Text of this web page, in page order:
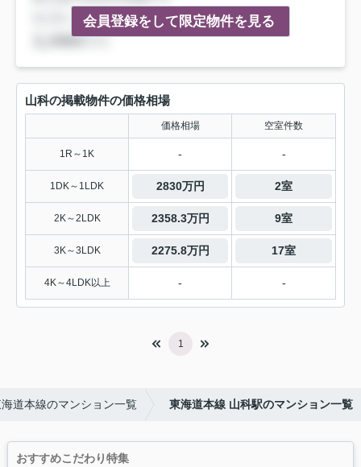
会員登録をして限定物件を見る
山科の掲載物件の価格相場
価格相場 空室件数
1R～1K - -
1DK～1LDK 2830万円 2室
2K～2LDK 2358.3万円 9室
3K～3LDK 2275.8万円 17室
4K～4LDK以上 - -
1
道本線のマンション一覧 東海道本線 山科駅のマンション一覧
おすすめこだわり特集